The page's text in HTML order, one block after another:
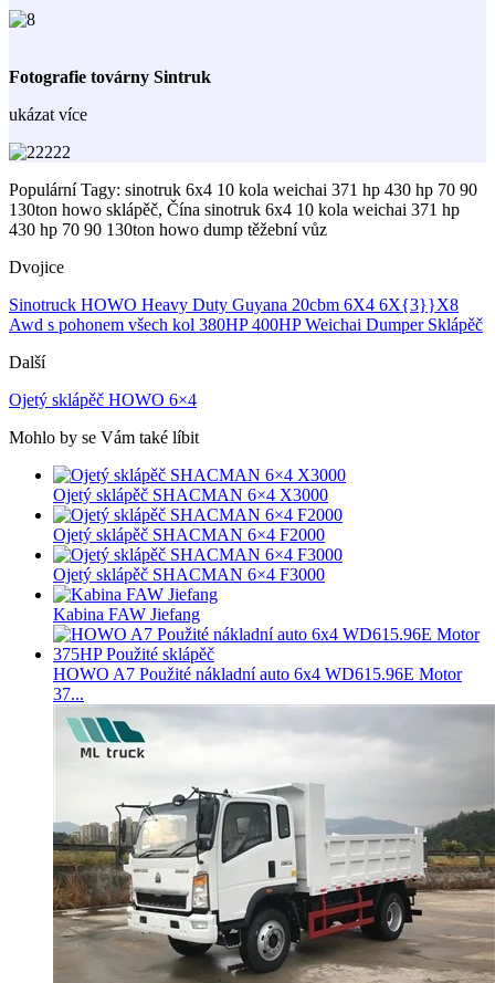
Fotografie továrny Sintruk
ukázat více
Populární Tagy: sinotruk 6x4 10 kola weichai 371 hp 430 hp 70 90
130ton howo sklápěč, Čína sinotruk 6x4 10 kola weichai 371 hp
430 hp 70 90 130ton howo dump těžební vůz
Dvojice
Sinotruck HOWO Heavy Duty Guyana 20cbm 6X4 6X{3}}X8
Awd s pohonem všech kol 380HP 400HP Weichai Dumper Sklápěč
Další
Ojetý sklápěč HOWO 6×4
Mohlo by se Vám také líbit
Ojetý sklápěč SHACMAN 6×4 X3000
Ojetý sklápěč SHACMAN 6×4 F2000
Ojetý sklápěč SHACMAN 6×4 F3000
Kabina FAW Jiefang
HOWO A7 Použité nákladní auto 6x4 WD615.96E Motor
37...